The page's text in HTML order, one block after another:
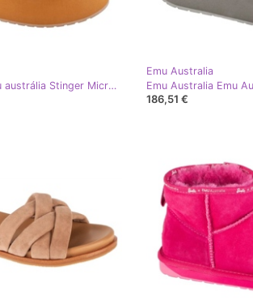
Emu Australia Emu austrália Stinger Micro Flatform Shoes W13082-ches marrom
Emu Australia
186,51 €